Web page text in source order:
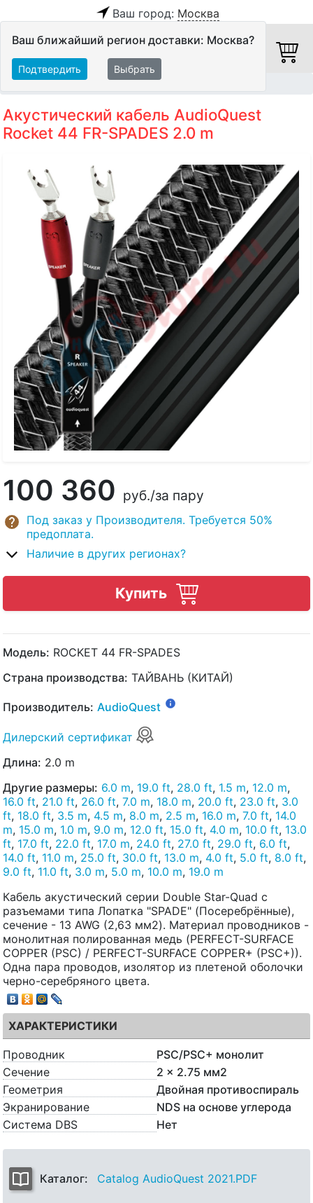
Ваш город: Москва
Ваш ближайший регион доставки: Москва?
Подтвердить Выбрать
Акустический кабель AudioQuest
Rocket 44 FR-SPADES 2.0 m
100 360 руб./за пару
Под заказ у Производителя. Требуется 50%
предоплата.
Наличие в других регионах?
Купить
Модель: ROCKET 44 FR-SPADES
Страна производства: ТАЙВАНЬ (КИТАЙ)
Производитель: AudioQuest
Дилерский сертификат
Длина: 2.0 m
Другие размеры: 6.0 m, 19.0 ft, 28.0 ft, 1.5 m, 12.0 m,
16.0 ft, 21.0 ft, 26.0 ft, 7.0 m, 18.0 m, 20.0 ft, 23.0 ft, 3.0
ft, 18.0 ft, 3.5 m, 4.5 m, 8.0 m, 2.5 m, 16.0 m, 7.0 ft, 14.0
m, 15.0 m, 1.0 m, 9.0 m, 12.0 ft, 15.0 ft, 4.0 m, 10.0 ft, 13.0
ft, 17.0 ft, 22.0 ft, 17.0 m, 24.0 ft, 27.0 ft, 29.0 ft, 6.0 ft,
14.0 ft, 11.0 m, 25.0 ft, 30.0 ft, 13.0 m, 4.0 ft, 5.0 ft, 8.0 ft,
9.0 ft, 11.0 ft, 3.0 m, 5.0 m, 10.0 m, 19.0 m
Кабель акустический серии Double Star-Quad с
разъемами типа Лопатка "SPADE" (Посеребрённые),
сечение - 13 AWG (2,63 мм2). Материал проводников -
монолитная полированная медь (PERFECT-SURFACE
COPPER (PSC) / PERFECT-SURFACE COPPER+ (PSC+)).
Одна пара проводов, изолятор из плетеной оболочки
черно-серебряного цвета.
ХАРАКТЕРИСТИКИ
Проводник
PSC/PSC+ монолит
Сечение
2 x 2.75 мм2
Геометрия
Двойная противоспираль
Экранирование
NDS на основе углерода
Система DBS
Нет
Каталог: Catalog AudioQuest 2021.PDF